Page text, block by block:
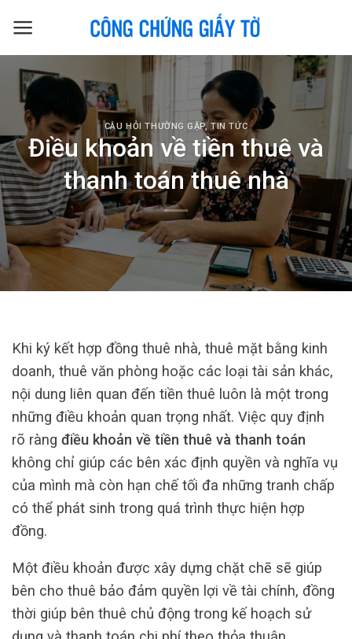
CÂU HỎI THƯỜNG GẶP,TIN TỨC
Điều khoản về tiền thuê và
thanh toán thuê nhà
Khi ký kết hợp đồng thuê nhà, thuê mặt bằng kinh
doanh, thuê văn phòng hoặc các loại tài sản khác,
nội dung liên quan đến tiền thuê luôn là một trong
những điều khoản quan trọng nhất. Việc quy định
rõ ràng điều khoản về tiền thuê và thanh toán
không chỉ giúp các bên xác định quyền và nghĩa vụ
của mình mà còn hạn chế tối đa những tranh chấp
có thể phát sinh trong quá trình thực hiện hợp
đồng.
Một điều khoản được xây dựng chặt chẽ sẽ giúp
bên cho thuê bảo đảm quyền lợi về tài chính, đồng
thời giúp bên thuê chủ động trong kế hoạch sử